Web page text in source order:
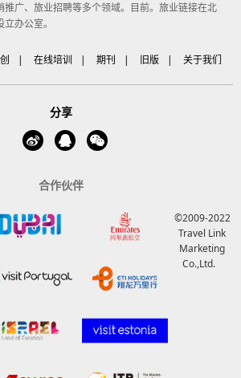
推广、旅业招聘等多个领域。目前。旅业链接在北
办公室。
| 在线培训 | 期刊 | 旧版 | 关于我们
分享
合作伙伴
©2009-2022
Travel Link
Marketing
Co.,Ltd.